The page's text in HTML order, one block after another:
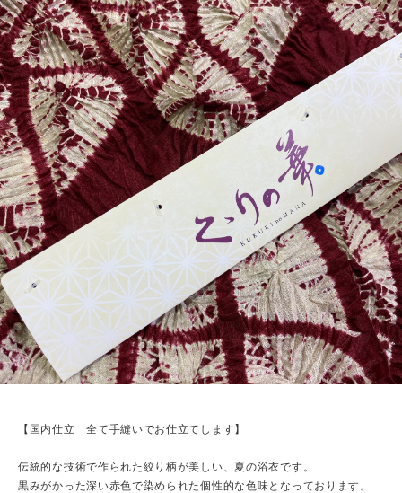
【国内仕立 全て手縫いでお仕立てします】
伝統的な技術で作られた絞り柄が美しい、夏の浴衣です。
黒みがかった深い赤色で染められた個性的な色味となっております。